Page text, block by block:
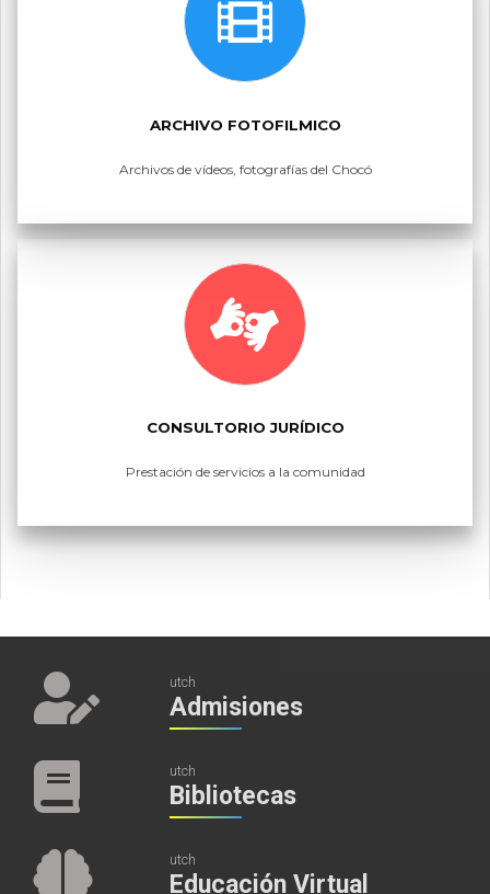
ARCHIVO FOTOFILMICO
Archivos de vídeos, fotografías del Chocó
CONSULTORIO JURÍDICO
Prestación de servicios a la comunidad
utch
Admisiones
utch
Bibliotecas
utch
Educación Virtual